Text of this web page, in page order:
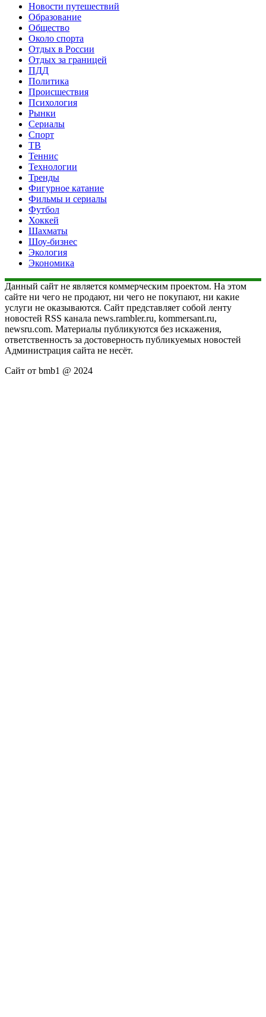
Новости путешествий
Образование
Общество
Около спорта
Отдых в России
Отдых за границей
ПДД
Политика
Происшествия
Психология
Рынки
Сериалы
Спорт
ТВ
Теннис
Технологии
Тренды
Фигурное катание
Фильмы и сериалы
Футбол
Хоккей
Шахматы
Шоу-бизнес
Экология
Экономика
Данный сайт не является коммерческим проектом. На этом
сайте ни чего не продают, ни чего не покупают, ни какие
услуги не оказываются. Сайт представляет собой ленту
новостей RSS канала news.rambler.ru, kommersant.ru,
newsru.com. Материалы публикуются без искажения,
ответственность за достоверность публикуемых новостей
Администрация сайта не несёт.
Сайт от bmb1 @ 2024